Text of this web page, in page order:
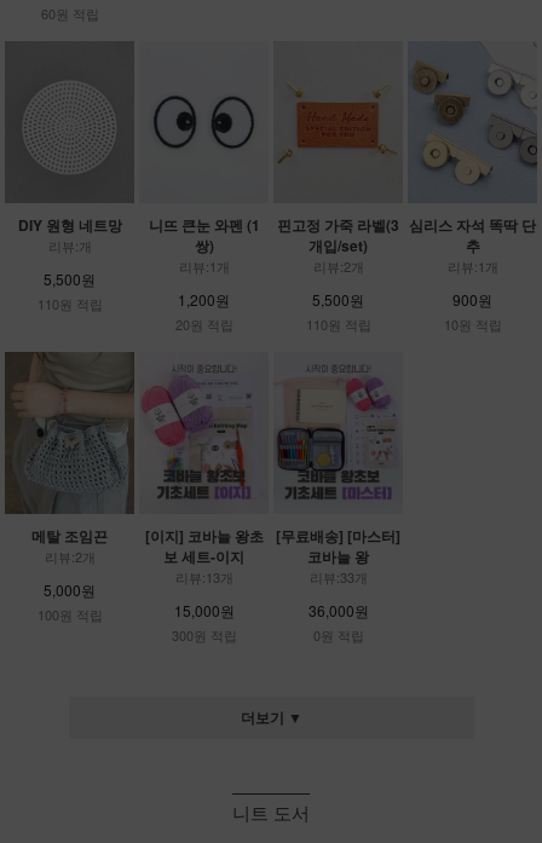
60원 적립
DIY 원형 네트망
리뷰:개
5,500원
110원 적립
니뜨 큰눈 와펜 (1
쌍)
리뷰:1개
1,200원
20원 적립
핀고정 가죽 라벨(3
개입/set)
리뷰:2개
5,500원
110원 적립
심리스 자석 똑딱 단
추
리뷰:1개
900원
10원 적립
메탈 조임끈
리뷰:2개
5,000원
100원 적립
[이지] 코바늘 왕초
보 세트-이지
리뷰:13개
15,000원
300원 적립
[무료배송] [마스터]
코바늘 왕
리뷰:33개
36,000원
0원 적립
더보기 ▼
니트 도서